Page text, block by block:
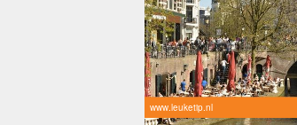
www.leuketip.nl